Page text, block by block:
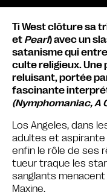
Ti West clôture sa
et Pearl) avec un
satanisme qui
culte religieux. Une
reluisant, portée
fascinante
(Nymphomaniac, A
Los Angeles, dans
adultes et aspirante
enfin le rôle de ses
tueur traque les
sanglants
Maxine.